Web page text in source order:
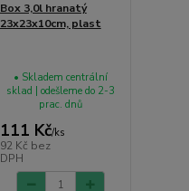
Box 3,0l hranatý
23x23x10cm, plast
111 Kč/ks
92 Kč bez
DPH
• Skladem centrální
sklad | odešleme do 2-3
prac. dnů